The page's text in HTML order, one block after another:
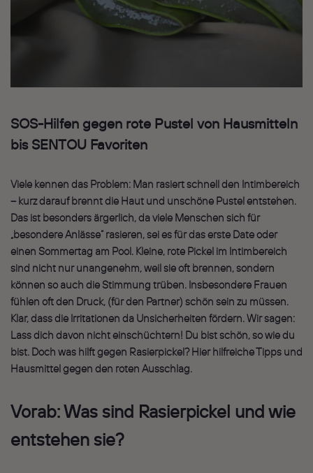
SOS-Hilfen gegen rote Pustel von Hausmitteln
bis SENTOU Favoriten
Viele kennen das Problem: Man rasiert schnell den Intimbereich
– kurz darauf brennt die Haut und unschöne Pustel entstehen.
Das ist besonders ärgerlich, da viele Menschen sich für
„besondere Anlässe“ rasieren, sei es für das erste Date oder
einen Sommertag am Pool. Kleine, rote Pickel im Intimbereich
sind nicht nur unangenehm, weil sie oft brennen, sondern
können so auch die Stimmung trüben. Insbesondere Frauen
fühlen oft den Druck, (für den Partner) schön sein zu müssen.
Klar, dass die Irritationen da Unsicherheiten fördern. Wir sagen:
Lass dich davon nicht einschüchtern! Du bist schön, so wie du
bist. Doch was hilft gegen Rasierpickel? Hier hilfreiche Tipps und
Hausmittel gegen den roten Ausschlag.
Vorab: Was sind Rasierpickel und wie
entstehen sie?